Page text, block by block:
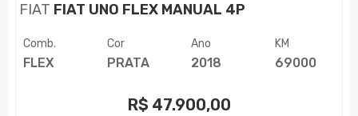
FIAT FIAT UNO FLEX MANUAL 4P
Comb.
FLEX
Cor
PRATA
Ano
2018
KM
69000
R$ 47.900,00